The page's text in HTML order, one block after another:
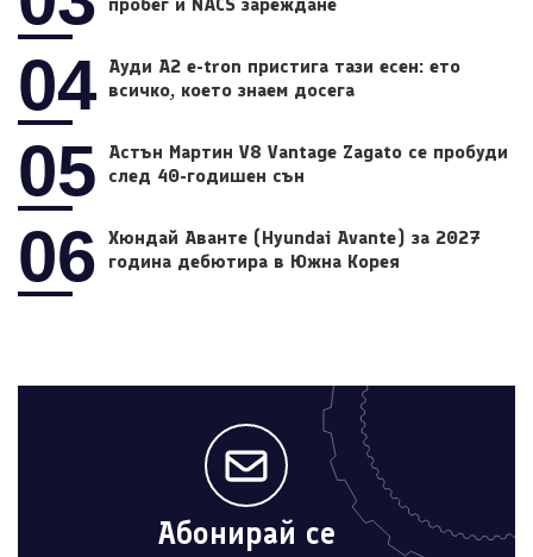
04 Ауди A2 e-tron пристига тази есен: ето
всичко, което знаем досега
05
Астън Мартин V8 Vantage Zagato се пробуди
след 40-годишен сън
06
Хюндай Аванте (Hyundai Avante) за 2027
година дебютира в Южна Корея
Абонирай се